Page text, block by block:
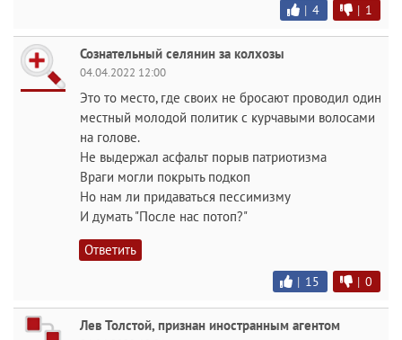
| 4 | 1
Сознательный селянин за колхозы
04.04.2022 12:00
Это то место, где своих не бросают проводил один
местный молодой политик с курчавыми волосами
на голове.
Не выдержал асфальт порыв патриотизма
Враги могли покрыть подкоп
Но нам ли придаваться пессимизму
И думать "После нас потоп?"
Ответить
| 15 | 0
Лев Толстой, признан иностранным агентом